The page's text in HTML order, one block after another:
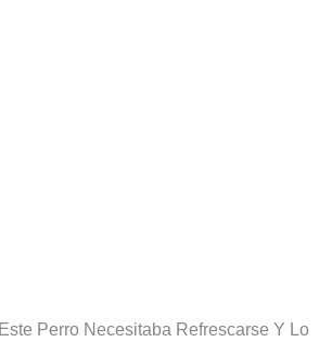
Este Perro Necesitaba Refrescarse Y Lo